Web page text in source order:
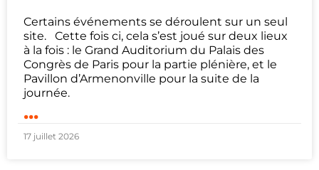
Certains événements se déroulent sur un seul
site. Cette fois ci, cela s’est joué sur deux lieux
à la fois : le Grand Auditorium du Palais des
Congrès de Paris pour la partie plénière, et le
Pavillon d’Armenonville pour la suite de la
journée.
...
17 juillet 2026